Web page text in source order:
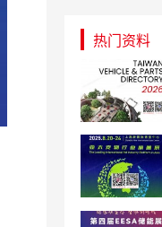
热门资料